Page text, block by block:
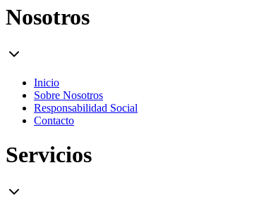
Nosotros
Inicio
Sobre Nosotros
Responsabilidad Social
Contacto
Servicios